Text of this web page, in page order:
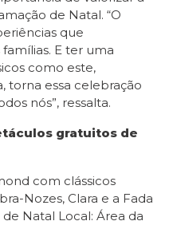
de Natal. “O
que
E ter uma
como este,
torna essa celebração
nós”, ressalta.
gratuitos de
com clássicos
Nozes, Clara e a Fada
Natal Local: Área da